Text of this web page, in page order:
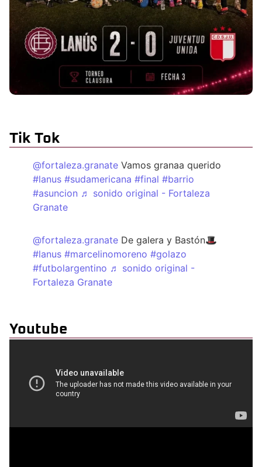
Tik Tok
@fortaleza.granate Vamos granaa querido
#lanus #sudamericana #final #barrio
#asuncion ♬ sonido original - Fortaleza
Granate
@fortaleza.granate De galera y Bastón🎩
#lanus #marcelinomoreno #golazo
#futbolargentino ♬ sonido original -
Fortaleza Granate
Youtube